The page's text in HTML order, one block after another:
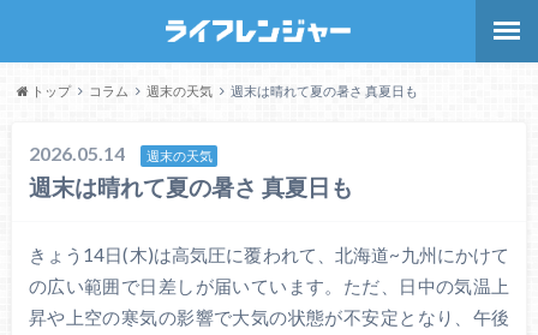
トップ コラム 週末の天気 週末は晴れて夏の暑さ 真夏日も
2026.05.14 週末の天気
週末は晴れて夏の暑さ 真夏日も
きょう14日(木)は高気圧に覆われて、北海道~九州にかけて
の広い範囲で日差しが届いています。ただ、日中の気温上
昇や上空の寒気の影響で大気の状態が不安定となり、午後